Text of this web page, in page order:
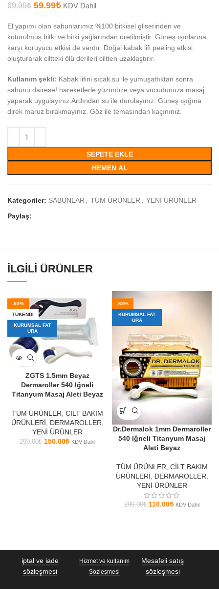
69.99₺ 59.99₺ KDV Dahil
El yapımı olan sabunlarımız %100 bitkisel gliserinden ve
kuturulmuş bitki ve bitki yağlarından üretilmiştir. Güneş ışınlarına
karşı koruyucu etkisi de vardır. Doğal kabak lifi peeling etkisi
oluşturarak ciltteki ölü derileri ciltten uzaklaştırır.
Kullanım şekli: Kabak lifini sıcak su ile yumuşattıktan sonra
sabunu dairese! hareketlerle yüzünüze veya vücudunuza masaj
yaparak uygulayınız.Ardından su ile durulayınız. Güneş ışığına
direk maruz bırakmayınız. Göz ile temasından kaçınınız.
SEPETE EKLE
HEMEN AL
Kategoriler: SABUNLAR TÜM ÜRÜNLER
YENİ ÜRÜNLER
Paylaş:
İLGILI ÜRÜNLER
-50%
TÜKENDI
KURUMSAL FAT
URA
ZGTS 1.5mm Beyaz
Dermaroller 540 Iğneli
Titanyum Masaj Aleti Beyaz
TÜM ÜRÜNLER CİLT BAKIM
ÜRÜNLERİ
DERMAROLLER
YENİ ÜRÜNLER
299.00₺ 150.00₺ KDV Dahil
-63%
KURUMSAL FAT
URA
Dr.Dermalok 1mm Dermaroller
540 Iğneli Titanyum Masaj
Aleti Beyaz
TÜM ÜRÜNLER CİLT BAKIM
ÜRÜNLERİ
DERMAROLLER
YENİ ÜRÜNLER
299.00₺ 110.00₺ KDV Dahil
iptal ve iade
sözleşmesi
Hizmet ve kullanım
Sözleşmesi
Mesafeli satış
sözleşmesi